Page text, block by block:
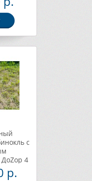
с
4
р.